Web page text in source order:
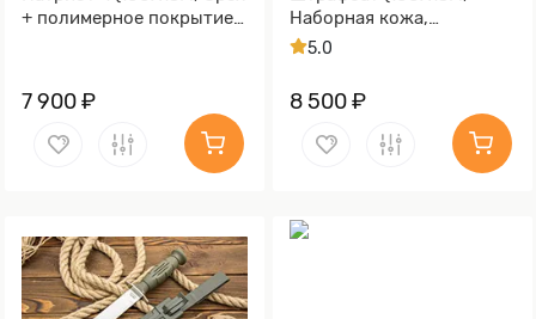
+ полимерное покрытие,
7 900 ₽
Наборная кожа,
Нержавеющая сталь,
5.0
8 500 ₽